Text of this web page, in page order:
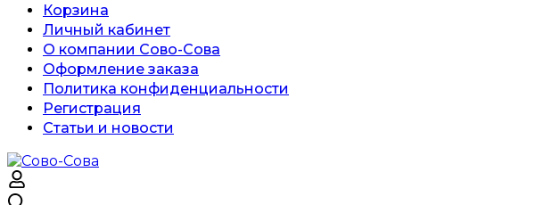
Корзина
Личный кабинет
О компании Сово-Сова
Оформление заказа
Политика конфиденциальности
Регистрация
Статьи и новости